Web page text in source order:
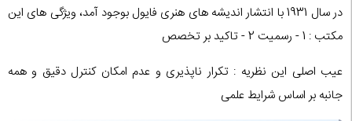
در سال 1931 با انتشار اندیشه های هنری فایول بوجود آمد، ویژگی های این
مکتب : 1 - رسمیت 2 - تاکید بر تخصص
عیب اصلی این نظریه : تکرار ناپذیری و عدم امکان کنترل دقیق و همه
جانبه بر اساس شرایط علمی